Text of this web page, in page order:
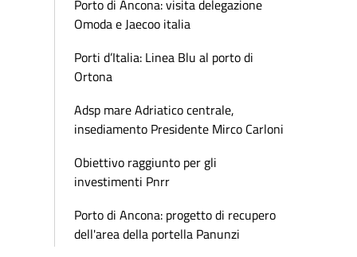
Porto di Ancona: visita delegazione
Omoda e Jaecoo italia
Porti d’Italia: Linea Blu al porto di
Ortona
Adsp mare Adriatico centrale,
insediamento Presidente Mirco Carloni
Obiettivo raggiunto per gli
investimenti Pnrr
Porto di Ancona: progetto di recupero
dell'area della portella Panunzi